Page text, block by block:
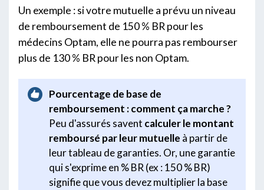
Un exemple : si votre mutuelle a prévu un niveau
de remboursement de 150 % BR pour les
médecins Optam, elle ne pourra pas rembourser
plus de 130 % BR pour les non Optam.
Pourcentage de base de
remboursement : comment ça marche ?
Peu d'assurés savent calculer le montant
remboursé par leur mutuelle à partir de
leur tableau de garanties. Or, une garantie
qui s'exprime en % BR (ex : 150 % BR)
signifie que vous devez multiplier la base